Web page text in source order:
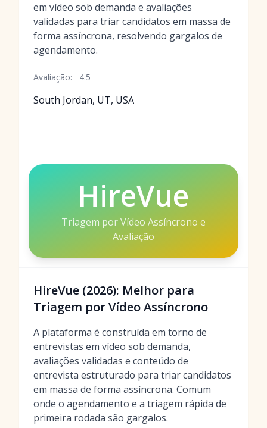
em vídeo sob demanda e avaliações
validadas para triar candidatos em massa de
forma assíncrona, resolvendo gargalos de
agendamento.
Avaliação: 4.5
South Jordan, UT, USA
HireVue
Triagem por Vídeo Assíncrono e
Avaliação
HireVue (2026): Melhor para
Triagem por Vídeo Assíncrono
A plataforma é construída em torno de
entrevistas em vídeo sob demanda,
avaliações validadas e conteúdo de
entrevista estruturado para triar candidatos
em massa de forma assíncrona. Comum
onde o agendamento e a triagem rápida de
primeira rodada são gargalos.